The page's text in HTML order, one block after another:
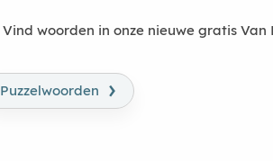
Vind woorden in onze nieuwe gratis Van
Puzzelwoorden ›